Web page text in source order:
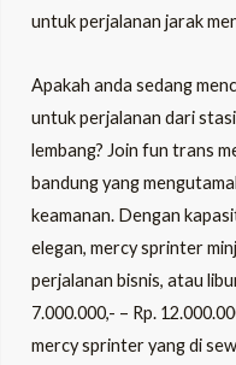
untuk perjalanan jarak
Apakah anda sedang
untuk perjalanan dari
lembang? Join fun trans
bandung yang
keamanan. Dengan
elegan, mercy sprinter
perjalanan bisnis, atau
7.000.000,- – Rp.
mercy sprinter yang di